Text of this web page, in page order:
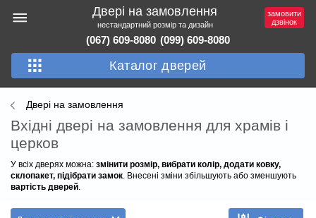
Двері на замовлення
нестандартний розмір та дизайн
(067) 609-8080 (099) 609-8080
Каталог дверей
замовити
дзвінок
Двері на замовлення
Вхідні двері на замовлення для храмів і
церков
У всіх дверях можна: змінити розмір, вибрати колір, додати ковку,
склопакет, підібрати замок. Внесені зміни збільшують або зменшують
вартість дверей.